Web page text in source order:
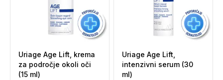
Uriage Age Lift, krema
za področje okoli oči
(15 ml)
Uriage Age Lift,
intenzivni serum (30
ml)